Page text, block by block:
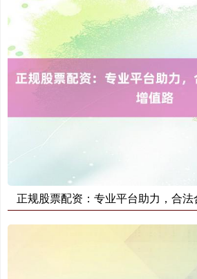
正规股票配资：专业平台助力，合